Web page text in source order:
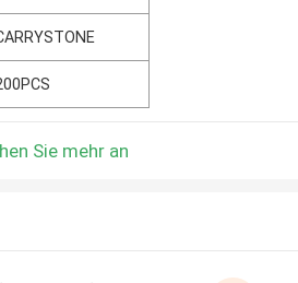
Sie mehr an